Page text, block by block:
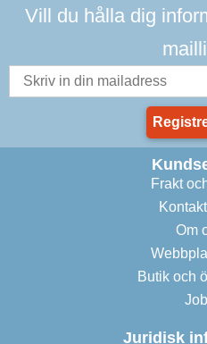
Vill du hålla dig
Frakt
Om
Butik och
Juridisk